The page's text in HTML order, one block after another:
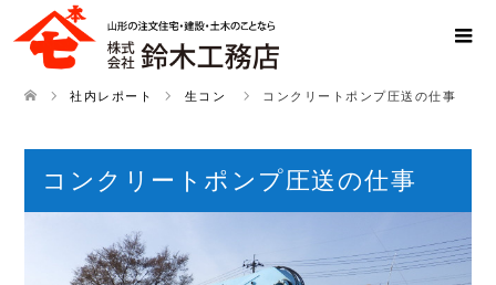
社内レポート 生コン コンクリートポンプ圧送の仕事
コンクリートポンプ圧送の仕事